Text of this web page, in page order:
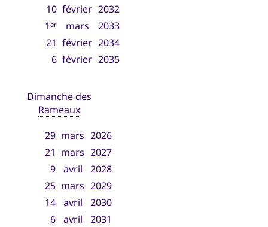
10 février 2032
1 er mars
2033
21 février 2034
6 février 2035
Dimanche des
Rameaux
29 mars 2026
21 mars 2027
9
avril
2028
25 mars 2029
14
avril
2030
6
avril
2031